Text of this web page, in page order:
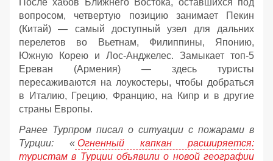
вопросом, четвертую позицию занимает Пекин
(Китай) — самый доступный узел для дальних
перелетов во Вьетнам, Филиппины, Японию,
Южную Корею и Лос-Анджелес. Замыкает топ-5
Ереван (Армения) — здесь туристы
пересаживаются на лоукостеры, чтобы добраться
в Италию, Грецию, Францию, на Кипр и в другие
страны Европы.
Ранее Турпром писал о ситуации с пожарами в
Турции: « Огненный капкан расширяется:
туристам в Турции объявили о новой географии